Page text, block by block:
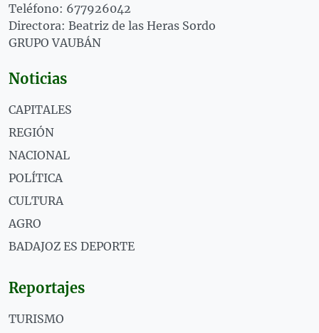
Teléfono: 677926042
Directora: Beatriz de las Heras Sordo
GRUPO VAUBÁN
Noticias
CAPITALES
REGIÓN
NACIONAL
POLÍTICA
CULTURA
AGRO
BADAJOZ ES DEPORTE
Reportajes
TURISMO